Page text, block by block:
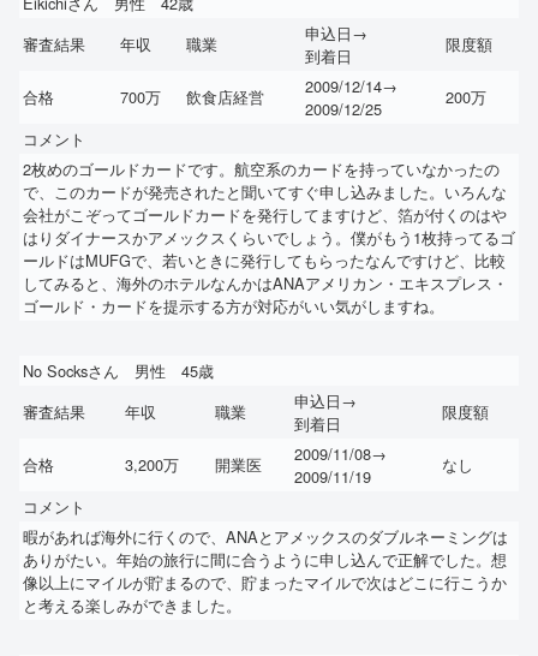
審査結果
年収 職業
申込日→
到着日
限度額
合格 700万 飲食店経営
2009/12/14→
2009/12/25
200万
コメント
2枚めのゴールドカードです。航空系のカードを持っていなかったの
で、このカードが発売されたと聞いてすぐ申し込みました。いろんな
会社がこぞってゴールドカードを発行してますけど、箔が付くのはや
はりダイナースかアメックスくらいでしょう。僕がもう1枚持ってるゴ
ールドはMUFGで、若いときに発行してもらったなんですけど、比較
してみると、海外のホテルなんかはANAアメリカン・エキスプレス・
ゴールド・カードを提示する方が対応がいい気がしますね。
No Socksさん 男性 45歳
審査結果
年収 職業
申込日→
到着日
限度額
合格 3,200万 開業医
2009/11/08→
2009/11/19
なし
コメント
暇があれば海外に行くので、ANAとアメックスのダブルネーミングは
ありがたい。年始の旅行に間に合うように申し込んで正解でした。想
像以上にマイルが貯まるので、貯まったマイルで次はどこに行こうか
と考える楽しみができました。